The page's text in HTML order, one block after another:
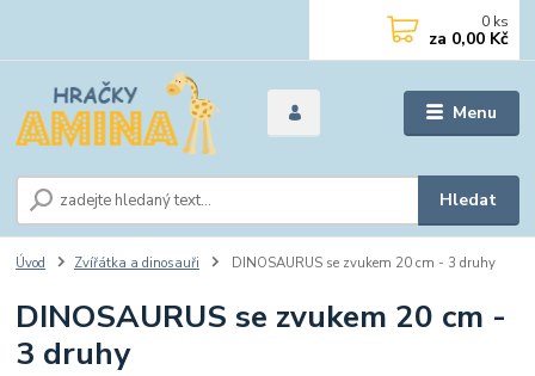
Menu
Hledat
0 ks
za 0,00 Kč
Úvod Zvířátka a dinosauři DINOSAURUS se zvukem 20 cm - 3 druhy
DINOSAURUS se zvukem 20 cm -
3 druhy